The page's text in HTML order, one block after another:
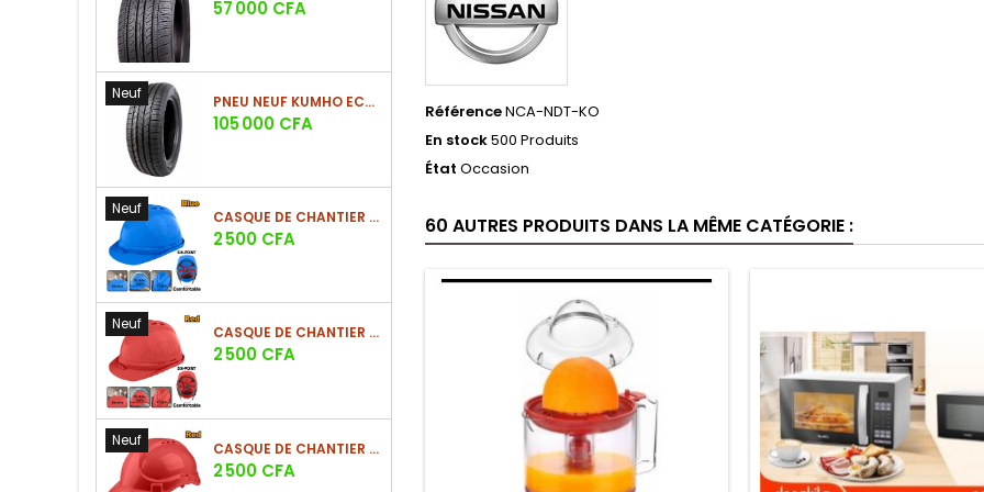
Prix
57 000 CFA
Neuf PNEU NEUF KUMHO ECSTA HS52 225/60 R17 99V
Prix
105 000 CFA
Neuf CASQUE DE CHANTIER BLEU EN PE 380G
Prix
2 500 CFA
Neuf CASQUE DE CHANTIER ROUGE EN PE 380G
Prix
2 500 CFA
Neuf CASQUE DE CHANTIER ROUGE EN PE 330G - NOUVEAU MODÈLE
Prix
2 500 CFA
RéférenceNCA-NDT-KO
En stock500 Produits
État Occasion
60 AUTRES PRODUITS DANS LA MÊME CATÉGORIE :